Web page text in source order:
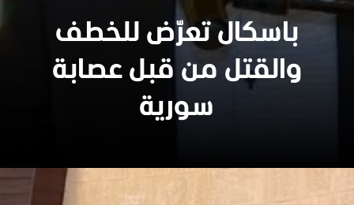
باسكال تعرّض للخطف
والقتل من قبل عصابة
سورية